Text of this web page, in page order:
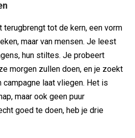
terugbrengt tot de kern, een vorm
maar van mensen. Je leest
hun stiltes. Je probeert
morgen zullen doen, en je zoekt
campagne laat vliegen. Het is
maar ook geen puur
goed te doen, heb je drie